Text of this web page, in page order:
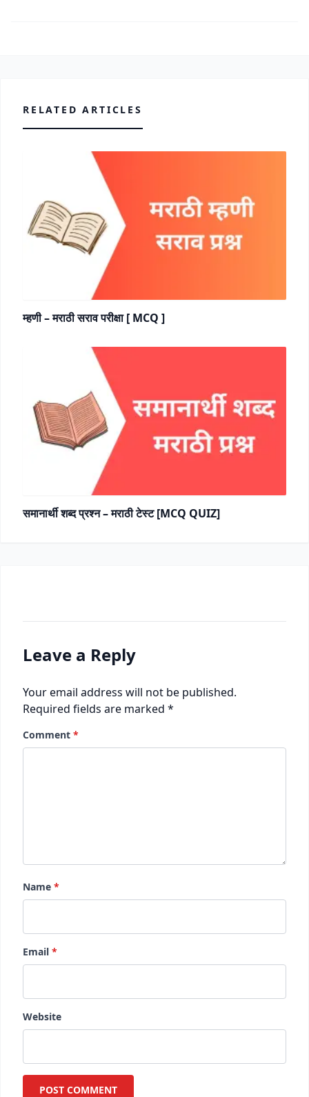
RELATED ARTICLES
म्हणी – मराठी सराव परीक्षा [ MCQ ]
समानार्थी शब्द प्रश्न – मराठी टेस्ट [MCQ QUIZ]
Leave a Reply
Your email address will not be published.
Required fields are marked *
Comment *
Name *
Email *
Website